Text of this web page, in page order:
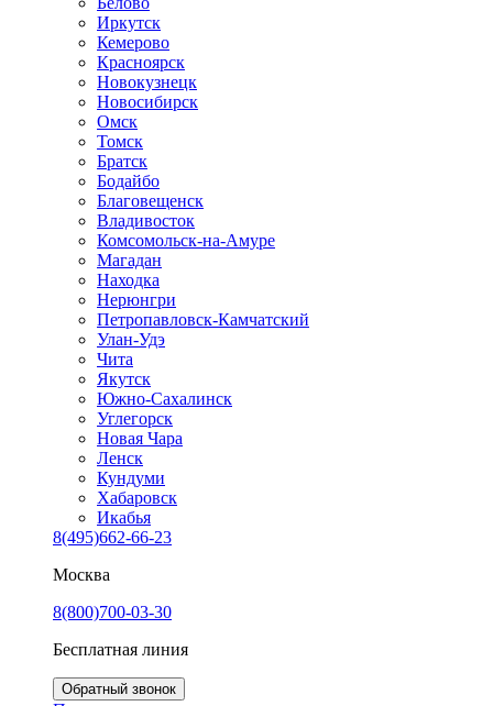
Иркутск
Кемерово
Красноярск
Новокузнецк
Новосибирск
Омск
Томск
Братск
Бодайбо
Благовещенск
Владивосток
Комсомольск-на-Амуре
Магадан
Находка
Нерюнгри
Петропавловск-Камчатский
Улан-Удэ
Чита
Якутск
Южно-Сахалинск
Углегорск
Новая Чара
Ленск
Кундуми
Хабаровск
Икабья
8(495)662-66-23
Москва
8(800)700-03-30
Бесплатная линия
Обратный звонок